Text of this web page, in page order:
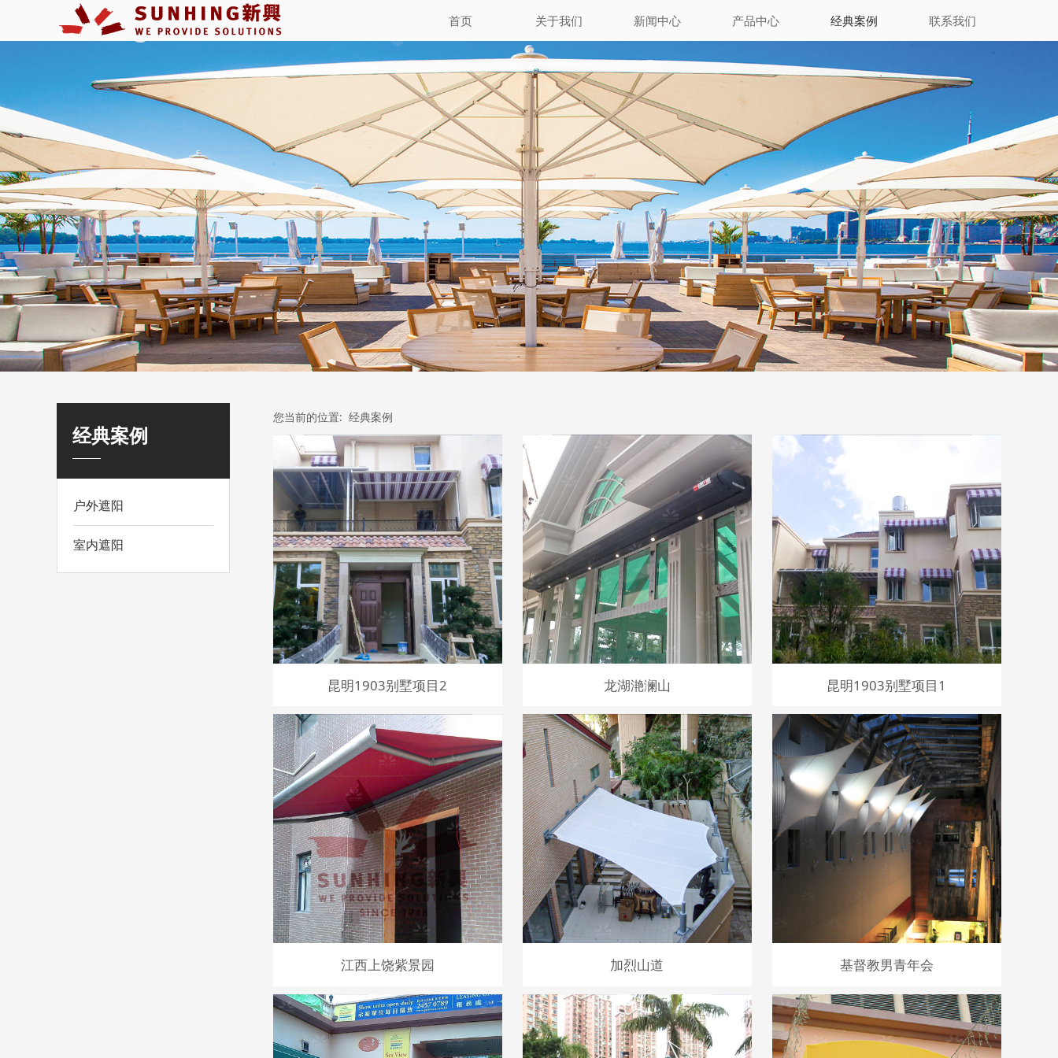
首页 关于我们 新闻中心 产品中心 经典案例 联系我们
经典案例
户外遮阳
室内遮阳
您当前的位置: 经典案例
昆明1903别墅项目2 龙湖滟澜山 昆明1903别墅项目1
江西上饶紫景园 加烈山道 基督教男青年会